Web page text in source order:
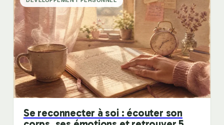
Se reconnecter à soi : écouter son